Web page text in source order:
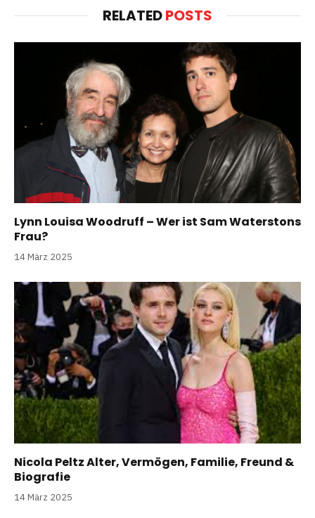
RELATEDPOSTS
Lynn Louisa Woodruff – Wer ist Sam Waterstons
Frau?
14 März 2025
Nicola Peltz Alter, Vermögen, Familie, Freund &
Biografie
14 März 2025